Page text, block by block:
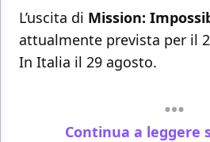
L’uscita di Mission:
attualmente prevista per il
In Italia il 29 agosto.
Continua a leggere